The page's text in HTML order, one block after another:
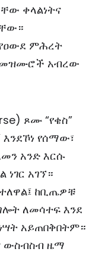
ቀላልነትና
ምሕረት
መዝሙሮች አብረው
ጾሙ “የቄስ”
የሰማው፣
አንድ እርሱ
ነገር አገኘ።
ከቢጤዎቹ
ለመሳተፍ እንደ
አይጠበቅበትም።
ውስብስብ ዜማ